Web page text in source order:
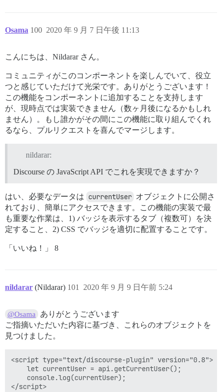
Osama 2020 年 9 月 7 日午後 11:13
100
こんにちは、Nildarar さん。
コミュニティがこのコンポーネントを楽しんでいて、役立
つと感じていただけて光栄です。ありがとうございます！
この機能をコンポーネントに追加することを支持します
が、現時点では実装できません（数ヶ月後になるかもしれ
ません）。もし誰かがその間にこの機能に取り組んでくれ
るなら、プルリクエストを喜んでマージします。
nildarar:
Discourse の JavaScript API でこれを実現できますか？
はい、必要なデータは currentUser オブジェクトに公開さ
れており、簡単にアクセスできます。この機能の実装で最
も重要な作業は、1) バッジを表示するタブ（複数可）を決
定すること、2) CSS でバッジを適切に配置することです。
「いいね！」 8
nildarar (Nildarar) 2020 年 9 月 9 日午前 5:24
101
@Osama
ありがとうございます
ご指摘いただいた内容に基づき、これらのオブジェクトを
見つけました。
<script type="text/discourse-plugin" version="0.8">
    let currentUser = api.getCurrentUser();
    console.log(currentUser);
</script>